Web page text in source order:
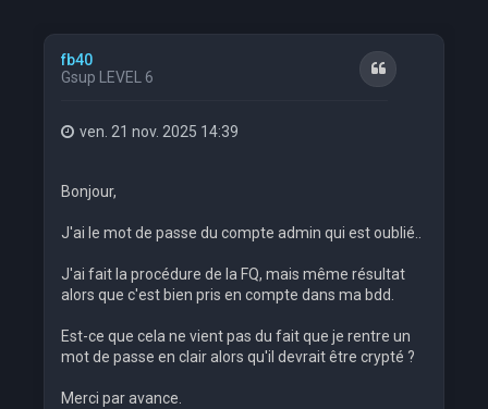
fb40
Gsup LEVEL 6
Citation
ven. 21 nov. 2025 14:39
Bonjour,
J'ai le mot de passe du compte admin qui est oublié..
J'ai fait la procédure de la FQ, mais même résultat
alors que c'est bien pris en compte dans ma bdd.
Est-ce que cela ne vient pas du fait que je rentre un
mot de passe en clair alors qu'il devrait être crypté ?
Merci par avance.